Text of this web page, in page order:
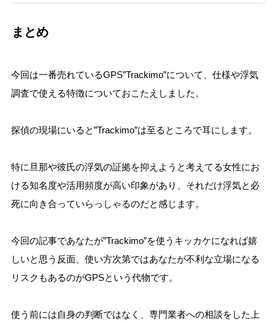
まとめ
今回は一番売れているGPS”Trackimo”について、仕様や浮気
調査で使える特徴についておこたえしました。
探偵の現場にいると”Trackimo”は至るところで耳にします。
特に旦那や彼氏の浮気の証拠を抑えようと考えてる女性にお
ける知名度や活用頻度が高い印象があり、それだけ浮気と必
死に向き合っていらっしゃるのだと感じます。
今回の記事であなたが”Trackimo”を使うキッカケになれば嬉
しいと思う反面、使い方次第ではあなたが不利な立場になる
リスクもあるのがGPSという代物です。
使う前には自身の判断ではなく、専門業者への相談をした上